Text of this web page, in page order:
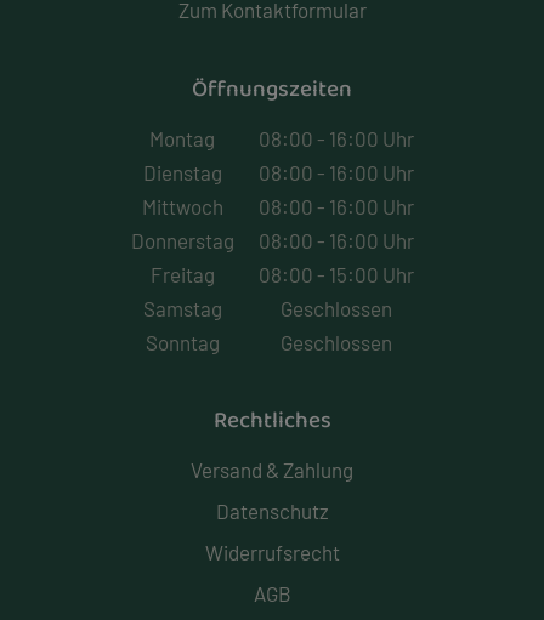
Zum Kontaktformular
Öffnungszeiten
Montag
08:00 - 16:00 Uhr
Dienstag
08:00 - 16:00 Uhr
Mittwoch
08:00 - 16:00 Uhr
Donnerstag
08:00 - 16:00 Uhr
Freitag
08:00 - 15:00 Uhr
Samstag
Geschlossen
Sonntag
Geschlossen
Rechtliches
Versand & Zahlung
Datenschutz
Widerrufsrecht
AGB